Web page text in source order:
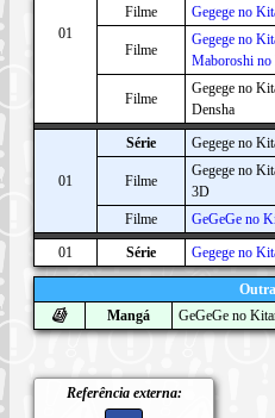
01
Filme
Gegege no
Filme
Gegege no
Maboroshi no
Filme
Gegege no
Densha
01
Série Gegege no
Filme
Gegege no
3D
Filme GeGeGe no
01
Série Gegege no
Mangá
GeGeGe no
Referência externa: